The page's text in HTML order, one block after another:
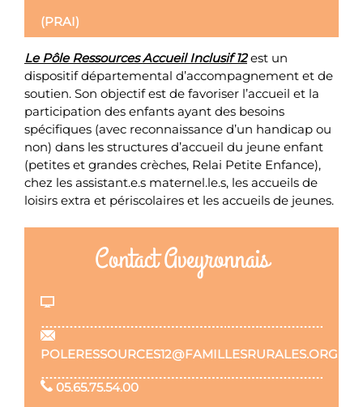
(PRAI)
Le Pôle Ressources Accueil Inclusif 12est un
dispositif départemental d’accompagnement et de
soutien. Son objectif est de favoriser l’accueil et la
participation des enfants ayant des besoins
spécifiques (avec reconnaissance d’un handicap ou
non) dans les structures d’accueil du jeune enfant
(petites et grandes crèches, Relai Petite Enfance),
chez les assistant.e.s maternel.le.s, les accueils de
loisirs extra et périscolaires et les accueils de jeunes.
Contact Aveyronnais
POLERESSOURCES12@FAMILLESRURALES.ORG
05.65.75.54.00